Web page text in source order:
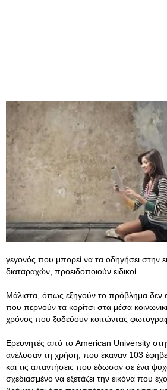
γεγονός που μπορεί να τα οδηγήσει στην
διαταραχών, προειδοποιούν ειδικοί.
Μάλιστα, όπως εξηγούν το πρόβλημα δεν
που περνούν τα κορίτσι στα μέσα
χρόνος που ξοδεύουν κοιτώντας
Ερευνητές από το American University
ανέλυσαν τη χρήση, που έκαναν 103
και τις απαντήσεις που έδωσαν σε ένα
σχεδιασμένο να εξετάζει την εικόνα που